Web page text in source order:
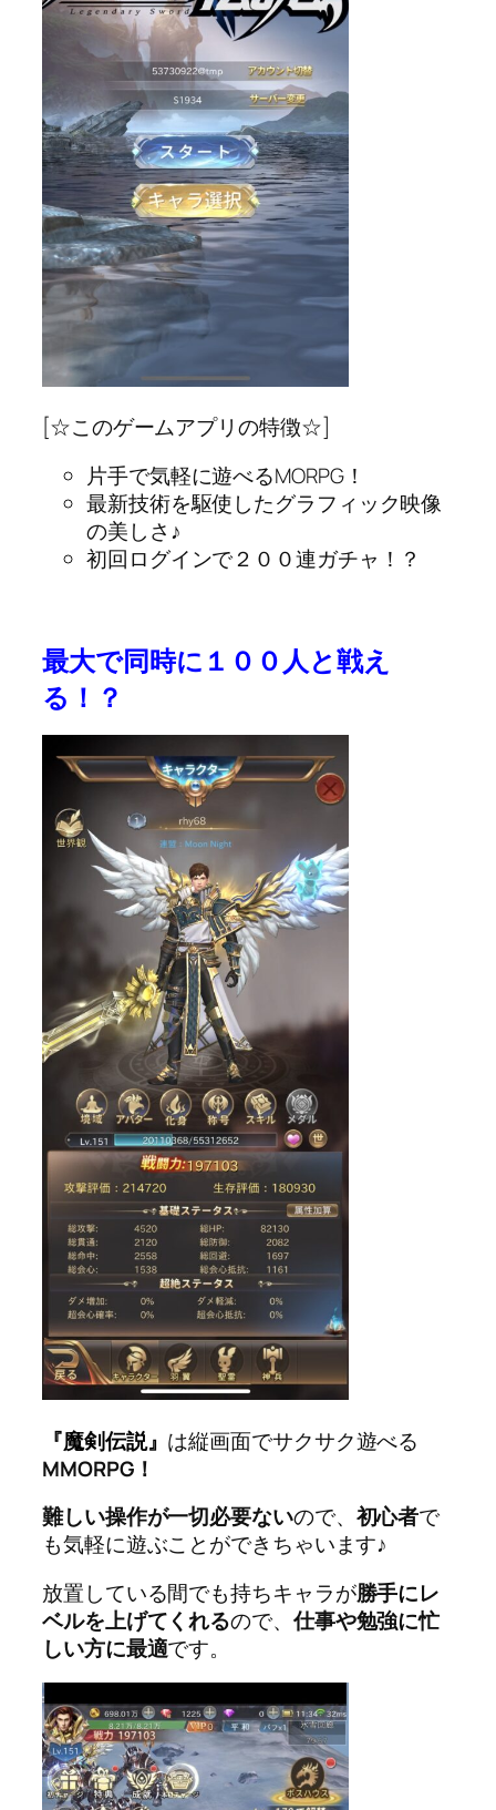
[☆このゲームアプリの特徴☆]
片手で気軽に遊べるMORPG！
最新技術を駆使したグラフィック映像
の美しさ♪
初回ログインで２００連ガチャ！？
最大で同時に１００人と戦え
る！？
『魔剣伝説』 は縦画面でサクサク遊べる
MMORPG！
難しい操作が一切必要ないので、 初心者で
も気軽に遊ぶことができちゃいます♪
放置している間でも持ちキャラが勝手にレ
ベルを上げてくれるので、 仕事や勉強に忙
しい方に最適です。